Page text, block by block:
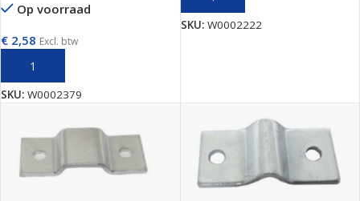
Op voorraad
€ 2,58 Excl. btw
SKU: W0002379
SKU: W0002222